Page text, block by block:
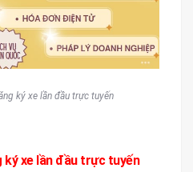
ký xe lần đầu trực tuyến
xe lần đầu trực tuyến